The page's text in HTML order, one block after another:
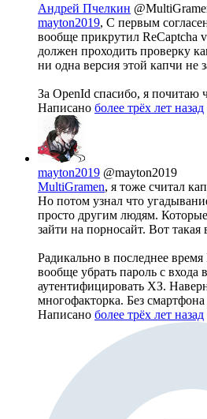
Андрей Пчелкин
mayton2019, С первым
вообще прикрутил ReCaptcha
должен проходить проверку
ни одна версия этой капчи
За OpenId спасибо, я почитаю
Написано более трёх лет назад
mayton2019 @mayton2019
MultiGramen, я тоже считал
Но потом узнал что
просто другим людям.
зайти на порносайт. Вот такая
Радикально в последнее
вообще убрать пароль с входа
аутентифицировать ХЗ.
многофакторка. Без
Написано более трёх лет назад